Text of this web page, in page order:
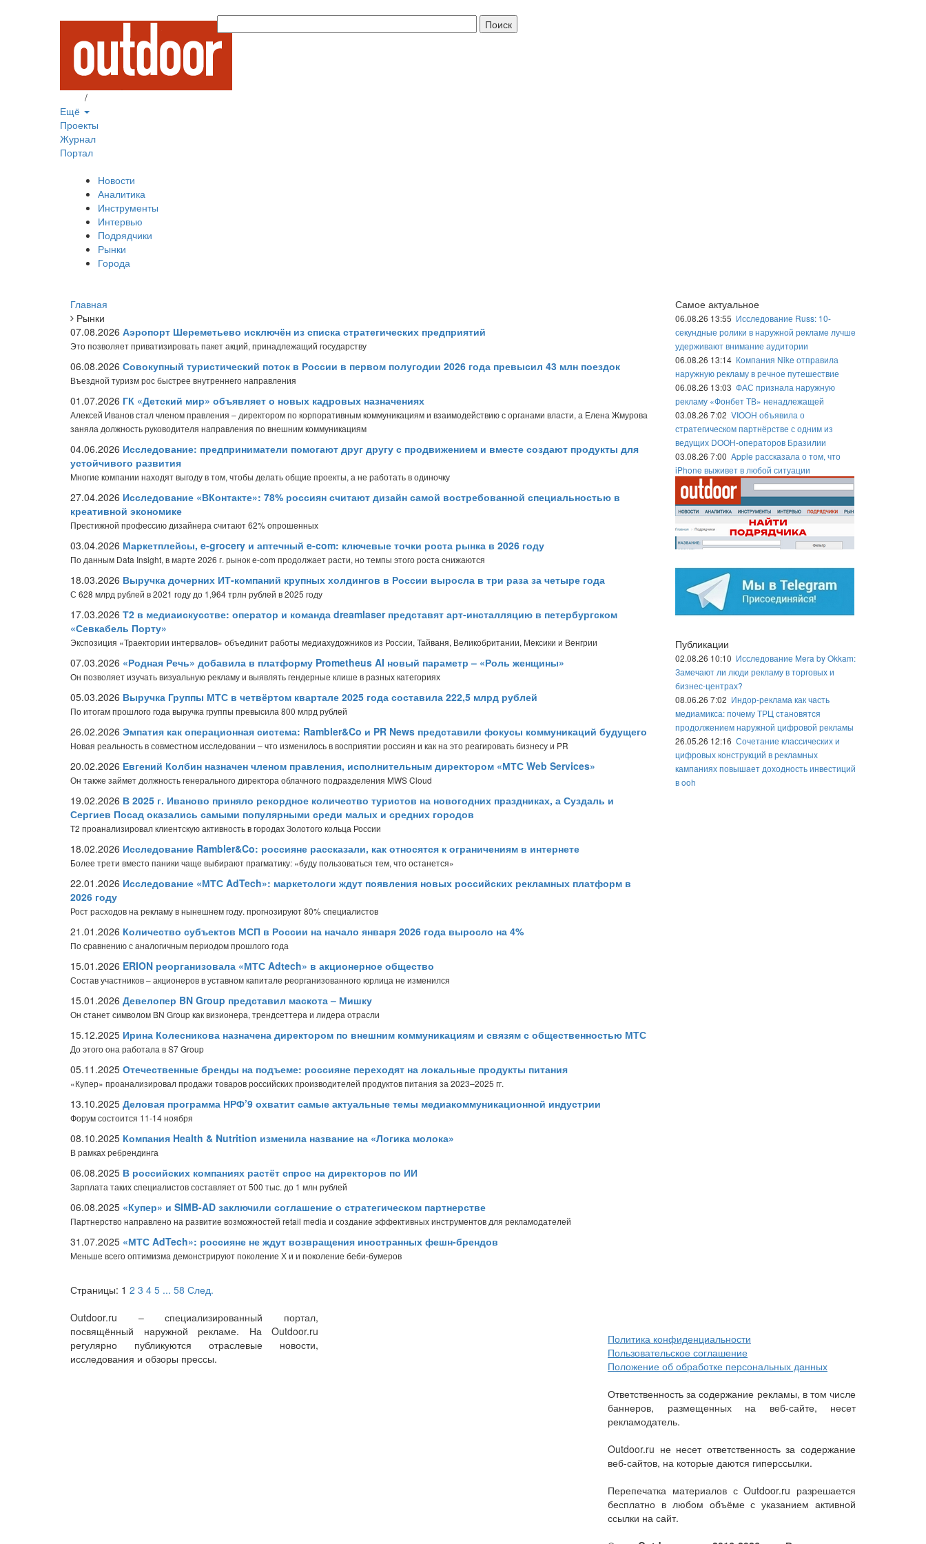
/
Ещё
Проекты
Журнал
Портал
Новости
Аналитика
Инструменты
Интервью
Подрядчики
Рынки
Города
Главная
Рынки
07.08.2026 Аэропорт Шереметьево исключён из списка стратегических предприятий
Это позволяет приватизировать пакет акций, принадлежащий государству
06.08.2026 Совокупный туристический поток в России в первом полугодии 2026 года превысил 43 млн поездок
Въездной туризм рос быстрее внутреннего направления
01.07.2026 ГК «Детский мир» объявляет о новых кадровых назначениях
Алексей Иванов стал членом правления – директором по корпоративным коммуникациям и взаимодействию с органами власти, а Елена Жмурова
заняла должность руководителя направления по внешним коммуникациям
04.06.2026 Исследование: предприниматели помогают друг другу с продвижением и вместе создают продукты для
устойчивого развития
Многие компании находят выгоду в том, чтобы делать общие проекты, а не работать в одиночку
27.04.2026 Исследование «ВКонтакте»: 78% россиян считают дизайн самой востребованной специальностью в
креативной экономике
Престижной профессию дизайнера считают 62% опрошенных
03.04.2026 Маркетплейсы, e-grocery и аптечный e-com: ключевые точки роста рынка в 2026 году
По данным Data Insight, в марте 2026 г. рынок e-com продолжает расти, но темпы этого роста снижаются
18.03.2026 Выручка дочерних ИТ-компаний крупных холдингов в России выросла в три раза за четыре года
С 628 млрд рублей в 2021 году до 1,964 трлн рублей в 2025 году
17.03.2026 Т2 в медиаискусстве: оператор и команда dreamlaser представят арт-инсталляцию в петербургском
«Севкабель Порту»
Экспозиция «Траектории интервалов» объединит работы медиахудожников из России, Тайваня, Великобритании, Мексики и Венгрии
07.03.2026 «Родная Речь» добавила в платформу Prometheus AI новый параметр – «Роль женщины»
Он позволяет изучать визуальную рекламу и выявлять гендерные клише в разных категориях
05.03.2026 Выручка Группы МТС в четвёртом квартале 2025 года составила 222,5 млрд рублей
По итогам прошлого года выручка группы превысила 800 млрд рублей
26.02.2026 Эмпатия как операционная система: Rambler&Co и PR News представили фокусы коммуникаций будущего
Новая реальность в совместном исследовании – что изменилось в восприятии россиян и как на это реагировать бизнесу и PR
20.02.2026 Евгений Колбин назначен членом правления, исполнительным директором «МТС Web Services»
Он также займет должность генерального директора облачного подразделения MWS Cloud
19.02.2026 В 2025 г. Иваново приняло рекордное количество туристов на новогодних праздниках, а Суздаль и
Сергиев Посад оказались самыми популярными среди малых и средних городов
T2 проанализировал клиентскую активность в городах Золотого кольца России
18.02.2026 Исследование Rambler&Co: россияне рассказали, как относятся к ограничениям в интернете
Более трети вместо паники чаще выбирают прагматику: «буду пользоваться тем, что останется»
22.01.2026 Исследование «МТС AdTech»: маркетологи ждут появления новых российских рекламных платформ в
2026 году
Рост расходов на рекламу в нынешнем году. прогнозируют 80% специалистов
21.01.2026 Количество субъектов МСП в России на начало января 2026 года выросло на 4%
По сравнению с аналогичным периодом прошлого года
15.01.2026 ERION реорганизовала «МТС Adtech» в акционерное общество
Состав участников – акционеров в уставном капитале реорганизованного юрлица не изменился
15.01.2026 Девелопер BN Group представил маскота – Мишку
Он станет символом BN Group как визионера, трендсеттера и лидера отрасли
15.12.2025 Ирина Колесникова назначена директором по внешним коммуникациям и связям с общественностью МТС
До этого она работала в S7 Group
05.11.2025 Отечественные бренды на подъеме: россияне переходят на локальные продукты питания
«Купер» проанализировал продажи товаров российских производителей продуктов питания за 2023–2025 гг.
13.10.2025 Деловая программа НРФ’9 охватит самые актуальные темы медиакоммуникационной индустрии
Форум состоится 11-14 ноября
08.10.2025 Компания Health & Nutrition изменила название на «Логика молока»
В рамках ребрендинга
06.08.2025 В российских компаниях растёт спрос на директоров по ИИ
Зарплата таких специалистов составляет от 500 тыс. до 1 млн рублей
06.08.2025 «Купер» и SIMB-AD заключили соглашение о стратегическом партнерстве
Партнерство направлено на развитие возможностей retail media и создание эффективных инструментов для рекламодателей
31.07.2025 «МТС AdTech»: россияне не ждут возвращения иностранных фешн-брендов
Меньше всего оптимизма демонстрируют поколение Х и и поколение беби-бумеров
Страницы: 1 2 3 4 5 ... 58 След.
Самое актуальное
06.08.26 13:55 Исследование Russ: 10-
секундные ролики в наружной рекламе лучше
удерживают внимание аудитории
06.08.26 13:14 Компания Nike отправила
наружную рекламу в речное путешествие
06.08.26 13:03 ФАС признала наружную
рекламу «Фонбет ТВ» ненадлежащей
03.08.26 7:02 VIOOH объявила о
стратегическом партнёрстве с одним из
ведущих DOOH-операторов Бразилии
03.08.26 7:00 Apple рассказала о том, что
iPhone выживет в любой ситуации
Публикации
02.08.26 10:10 Исследование Mera by Okkam:
Замечают ли люди рекламу в торговых и
бизнес-центрах?
08.06.26 7:02 Индор-реклама как часть
медиамикса: почему ТРЦ становятся
продолжением наружной цифровой рекламы
26.05.26 12:16 Сочетание классических и
цифровых конструкций в рекламных
кампаниях повышает доходность инвестиций
в ooh
Outdoor.ru – специализированный портал,
посвящённый наружной рекламе. На Outdoor.ru
регулярно публикуются отраслевые новости,
исследования и обзоры прессы.
Политика конфиденциальности
Пользовательское соглашение
Положение об обработке персональных данных
Ответственность за содержание рекламы, в том числе
баннеров, размещенных на веб-сайте, несет
рекламодатель.
Outdoor.ru не несет ответственность за содержание
веб-сайтов, на которые даются гиперссылки.
Перепечатка материалов с Outdoor.ru разрешается
бесплатно в любом объёме с указанием активной
ссылки на сайт.